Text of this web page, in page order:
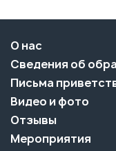
О нас
Сведения об
Письма
Видео и фото
Отзывы
Мероприятия